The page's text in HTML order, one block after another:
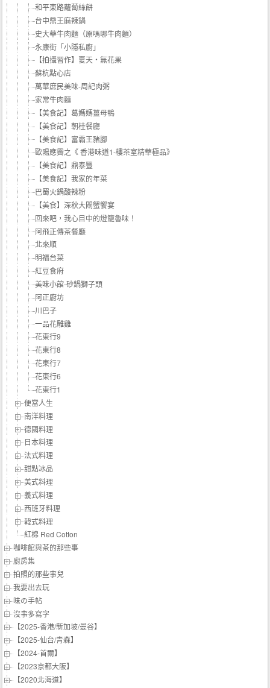
和平東路蘿蔔絲餅
台中鼎王麻辣鍋
史大華牛肉麵（原嗎哪牛肉麵）
永康街「小隱私廚」
【拍攝習作】夏天‧無花果
蘇杭點心店
萬華庶民美味-周記肉粥
家常牛肉麵
【美食記】葛媽媽薑母鴨
【美食記】朝桂餐廳
【美食記】富霸王豬腳
歐陽應霽之《 香港味道1-樓茶室精華極品》
【美食記】鼎泰豐
【美食記】我家的年菜
巴蜀火鍋酸辣粉
【美食】深秋大閘蟹饗宴
回來吧，我心目中的燈籠魯味！
阿飛正傳茶餐廳
北來順
明福台菜
紅豆食府
美味小館-砂鍋獅子頭
阿正廚坊
川巴子
一品花雕雞
花東行9
花東行8
花東行7
花東行6
花東行1
便當人生
南洋料理
德國料理
日本料理
法式料理
甜點冰品
美式料理
義式料理
西班牙料理
韓式料理
紅棉 Red Cotton
咖啡館與茶的那些事
廚房集
拍照的那些事兒
我要出去玩
味の手帖‬
沒事多寫字
【2025-香港/新加坡/曼谷】
【2025-仙台/青森】
【2024-首爾】
【2023京都大阪】
【2020北海道】